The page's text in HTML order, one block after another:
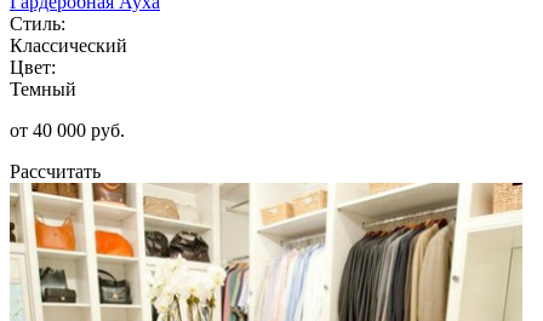
Стиль:
Классический
Цвет:
Темный
от 40 000 руб.
Рассчитать